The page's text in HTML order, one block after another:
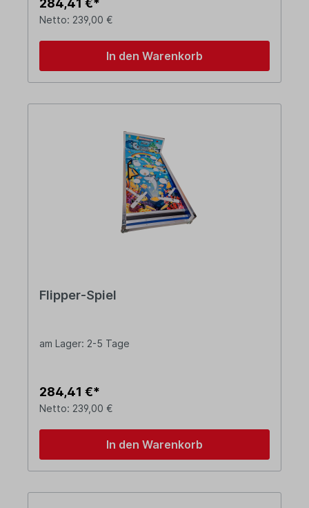
284,41 €*
Netto: 239,00 €
In den Warenkorb
Flipper-Spiel
am Lager: 2-5 Tage
284,41 €*
Netto: 239,00 €
In den Warenkorb